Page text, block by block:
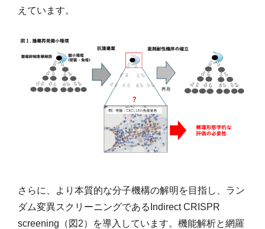
えています。
さらに、より本質的な分子機構の解明を目指し、ラン
ダム変異スクリーニングであるIndirect CRISPR
screening（図2）を導入しています。機能解析と網羅